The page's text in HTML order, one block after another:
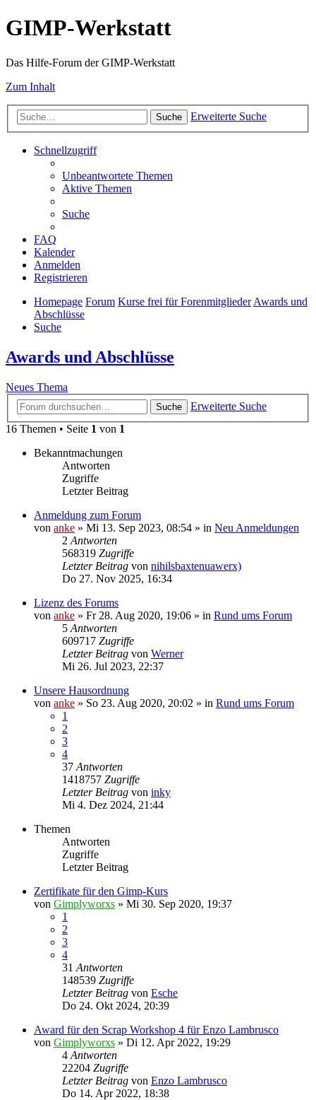
GIMP-Werkstatt
Das Hilfe-Forum der GIMP-Werkstatt
Zum Inhalt
Suche Erweiterte Suche
Schnellzugriff
Unbeantwortete Themen
Aktive Themen
Suche
FAQ
Kalender
Anmelden
Registrieren
Homepage Forum Kurse frei für ForenmitgliederAwards und
Abschlüsse
Suche
Awards und Abschlüsse
Neues Thema
Suche
Erweiterte Suche
16 Themen • Seite 1 von 1
Bekanntmachungen
Antworten
Zugriffe
Letzter Beitrag
Anmeldung zum Forum
von anke » Mi 13. Sep 2023, 08:54 » in Neu Anmeldungen
2 Antworten
568319 Zugriffe
Letzter Beitrag von nihilsbaxtenuawerx)
Do 27. Nov 2025, 16:34
Lizenz des Forums
von anke » Fr 28. Aug 2020, 19:06 » in Rund ums Forum
5 Antworten
609717 Zugriffe
Letzter Beitrag von Werner
Mi 26. Jul 2023, 22:37
Unsere Hausordnung
von anke » So 23. Aug 2020, 20:02 » in Rund ums Forum
1
2
3
4
37 Antworten
1418757 Zugriffe
Letzter Beitrag von inky
Mi 4. Dez 2024, 21:44
Themen
Antworten
Zugriffe
Letzter Beitrag
Zertifikate für den Gimp-Kurs
von Gimplyworxs » Mi 30. Sep 2020, 19:37
1
2
3
4
31 Antworten
148539 Zugriffe
Letzter Beitrag von Esche
Do 24. Okt 2024, 20:39
Award für den Scrap Workshop 4 für Enzo Lambrusco
von Gimplyworxs » Di 12. Apr 2022, 19:29
4 Antworten
22204 Zugriffe
Letzter Beitrag von Enzo Lambrusco
Do 14. Apr 2022, 18:38